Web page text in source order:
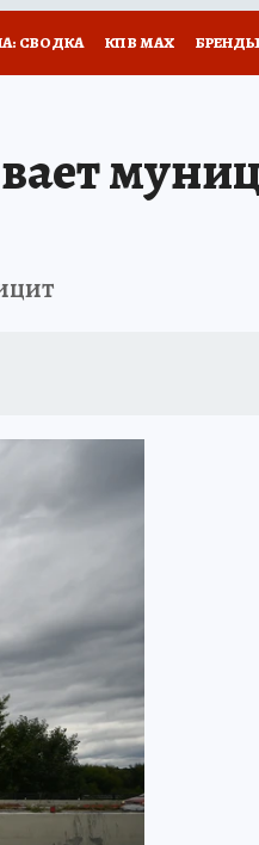
СВОДКА КП В МАХ